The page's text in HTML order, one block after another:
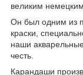
великим
Он был одним из
краски,
наши
честь.
Карандаши